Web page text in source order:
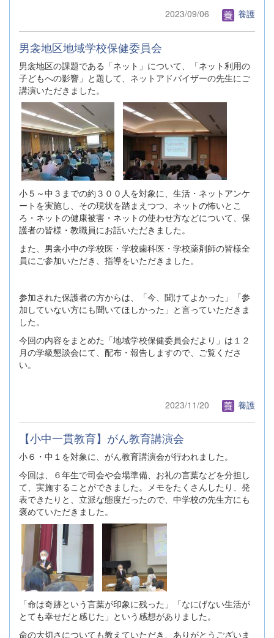
2023/09/06
養護
男衾地区地域学校保健委員会
男衾地区の課題である「ネット」について、「ネット利用の
子どもへの影響」と題して、ネットアドバイザーの先生にご
講演いただきました。
小５～中３までの約３００人を対象に、生活・ネットアンケ
ートを実施し、その現状を踏まえつつ、ネットの怖いとこ
ろ・ネットの健康被害・ネットの使わせ方などについて、保
護者の皆様・教職員にお話いただきました。
また、男衾小中の学校医・学校歯科医・学校薬剤師の皆様全
員にご参加いただき、指導をいただきました。
参加された保護者の方からは、「今、聞けてよかった」「参
加していない方にも聞いてほしかった」と言っていただきま
した。
今回の内容をまとめた「地域学校保健委員会だより」は１２
月の学級懇談会にて、配布・報告しますので、ご覧くださ
い。
2023/11/20 養護
【小中一貫教育】がん教育講演会
小６・中１を対象に、がん教育講演会が行われました。
今回は、６年生で司会や会場準備、お礼の言葉などを分担し
て、実施することができました。メモをたくさんしたり、発
表できたりと、立派な態度だったので、中学校の先生方にも
褒めていただきました。
「命は奇跡という言葉が印象に残った」「なにげない生活が
とても幸せだと感じた」という感想がありました。
命の大切さについても教えていただき、ありがとうございま